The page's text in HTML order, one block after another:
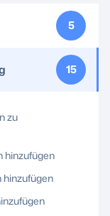
5
15
zu
hinzufügen
hinzufügen